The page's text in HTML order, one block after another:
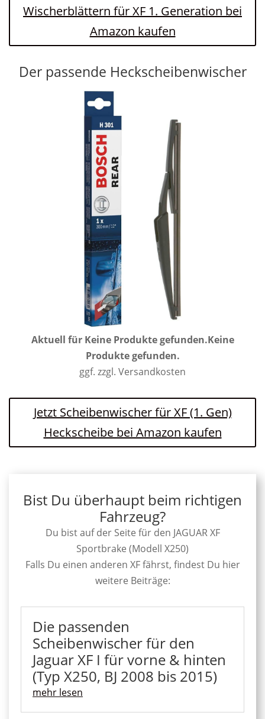
Wischerblättern für XF 1. Generation bei
Amazon kaufen
Der passende Heckscheibenwischer
Aktuell für Keine Produkte gefunden.Keine
Produkte gefunden.
ggf. zzgl. Versandkosten
Jetzt Scheibenwischer für XF (1. Gen)
Heckscheibe bei Amazon kaufen
Bist Du überhaupt beim richtigen
Fahrzeug?
Du bist auf der Seite für den JAGUAR XF
Sportbrake (Modell X250)
Falls Du einen anderen XF fährst, findest Du hier
weitere Beiträge:
Die passenden
Scheibenwischer für den
Jaguar XF I für vorne & hinten
(Typ X250, BJ 2008 bis 2015)
mehr lesen